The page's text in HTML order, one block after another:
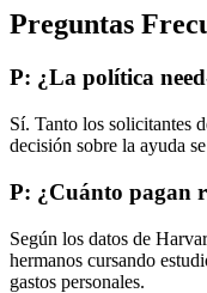
Preguntas
P: ¿La política
Sí. Tanto los solicitantes
decisión sobre la ayuda
P: ¿Cuánto pagan
Según los datos de
hermanos cursando
gastos personales.